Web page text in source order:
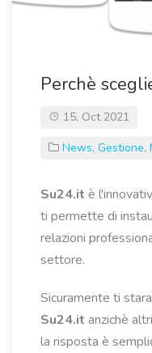
Perchè
15, Oct 2021
News, Gestione,
Su24.it è
ti permette di
relazioni
settore.
Sicuramente ti
Su24.it anzichè
la risposta è